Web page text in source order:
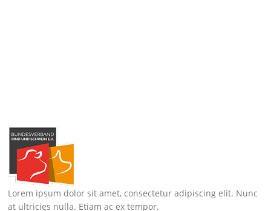
Lorem ipsum dolor sit amet, consectetur adipiscing elit. Nunc
at ultricies nulla. Etiam ac ex tempor.